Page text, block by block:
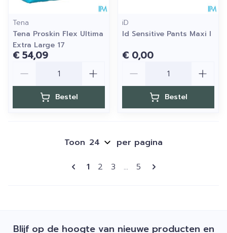
Tena
Tena Proskin Flex Ultima
Extra Large 17
€ 54,09
Bestel
iD
Id Sensitive Pants Maxi l
€ 0,00
Bestel
Pagina's
U lees momenteel pagina
1 Pagina
2 Pagina
3 ... Pagina
5
Toon per pagina
Blijf op de hoogte van nieuwe producten en